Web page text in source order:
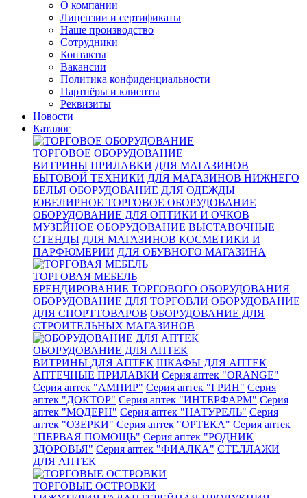
О компании
Лицензии и сертификаты
Наше производство
Сотрудники
Контакты
Вакансии
Политика конфиденциальности
Партнёры и клиенты
Реквизиты
Новости
Каталог
ТОРГОВОЕ ОБОРУДОВАНИЕ
ВИТРИНЫ ПРИЛАВКИ ДЛЯ МАГАЗИНОВ
БЫТОВОЙ ТЕХНИКИ ДЛЯ МАГАЗИНОВ НИЖНЕГО
БЕЛЬЯ ОБОРУДОВАНИЕ ДЛЯ ОДЕЖДЫ
ЮВЕЛИРНОЕ ТОРГОВОЕ ОБОРУДОВАНИЕ
ОБОРУДОВАНИЕ ДЛЯ ОПТИКИ И ОЧКОВ
МУЗЕЙНОЕ ОБОРУДОВАНИЕ ВЫСТАВОЧНЫЕ
СТЕНДЫ ДЛЯ МАГАЗИНОВ КОСМЕТИКИ И
ПАРФЮМЕРИИ ДЛЯ ОБУВНОГО МАГАЗИНА
ТОРГОВАЯ МЕБЕЛЬ
БРЕНДИРОВАНИЕ ТОРГОВОГО ОБОРУДОВАНИЯ
ОБОРУДОВАНИЕ ДЛЯ ТОРГОВЛИ ОБОРУДОВАНИЕ
ДЛЯ СПОРТТОВАРОВ ОБОРУДОВАНИЕ ДЛЯ
СТРОИТЕЛЬНЫХ МАГАЗИНОВ
ОБОРУДОВАНИЕ ДЛЯ АПТЕК
ВИТРИНЫ ДЛЯ АПТЕК ШКАФЫ ДЛЯ АПТЕК
АПТЕЧНЫЕ ПРИЛАВКИ Серия аптек "ORANGE"
Серия аптек "АМПИР" Серия аптек "ГРИН" Серия
аптек "ДОКТОР" Серия аптек "ИНТЕРФАРМ" Серия
аптек "МОДЕРН" Серия аптек "НАТУРЕЛЬ" Серия
аптек "ОЗЕРКИ" Серия аптек "ОРТЕКА" Серия аптек
"ПЕРВАЯ ПОМОЩЬ" Серия аптек "РОДНИК
ЗДОРОВЬЯ" Серия аптек "ФИАЛКА" СТЕЛЛАЖИ
ДЛЯ АПТЕК
ТОРГОВЫЕ ОСТРОВКИ